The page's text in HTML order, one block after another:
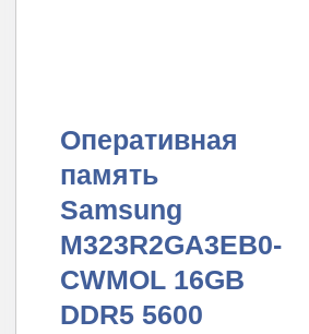
Оперативная
память
Samsung
M323R2GA3EB0-
CWMOL 16GB
DDR5 5600